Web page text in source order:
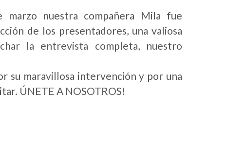
marzo nuestra compañera Mila fue
de los presentadores, una valiosa
la entrevista completa, nuestro
su maravillosa intervención y por una
ÚNETE A NOSOTROS!